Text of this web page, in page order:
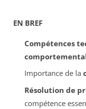
EN BREF
Compétences
Importance de la
Résolution de
compétence